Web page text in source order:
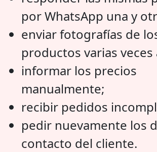
por WhatsApp una y
enviar fotografías de
productos varias veces
informar los precios
manualmente;
recibir pedidos
pedir nuevamente los
contacto del cliente.